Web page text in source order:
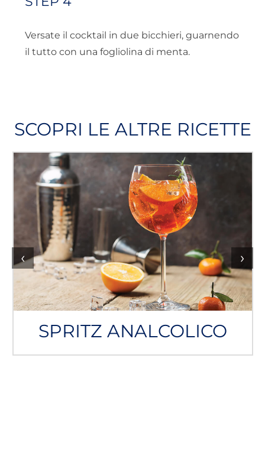
Versate il cocktail in due bicchieri, guarnendo
il tutto con una fogliolina di menta.
SCOPRI LE ALTRE RICETTE
SPRITZ ANALCOLICO
‹ ›